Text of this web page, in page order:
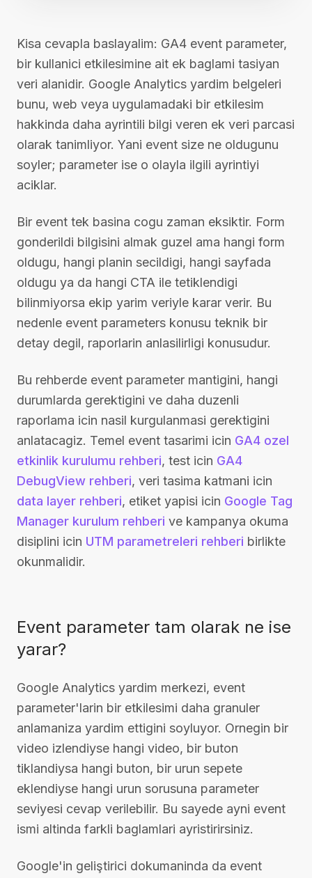
Kisa cevapla baslayalim: GA4 event parameter,
bir kullanici etkilesimine ait ek baglami tasiyan
veri alanidir. Google Analytics yardim belgeleri
bunu, web veya uygulamadaki bir etkilesim
hakkinda daha ayrintili bilgi veren ek veri parcasi
olarak tanimliyor. Yani event size ne oldugunu
soyler; parameter ise o olayla ilgili ayrintiyi
aciklar.
Bir event tek basina cogu zaman eksiktir. Form
gonderildi bilgisini almak guzel ama hangi form
oldugu, hangi planin secildigi, hangi sayfada
oldugu ya da hangi CTA ile tetiklendigi
bilinmiyorsa ekip yarim veriyle karar verir. Bu
nedenle event parameters konusu teknik bir
detay degil, raporlarin anlasilirligi konusudur.
Bu rehberde event parameter mantigini, hangi
durumlarda gerektigini ve daha duzenli
raporlama icin nasil kurgulanmasi gerektigini
anlatacagiz. Temel event tasarimi icin GA4 ozel
etkinlik kurulumu rehberi, test icin GA4
DebugView rehberi, veri tasima katmani icin
data layer rehberi, etiket yapisi icin Google Tag
Manager kurulum rehberi ve kampanya okuma
disiplini icin UTM parametreleri rehberi birlikte
okunmalidir.
Event parameter tam olarak ne ise
yarar?
Google Analytics yardim merkezi, event
parameter'larin bir etkilesimi daha granuler
anlamaniza yardim ettigini soyluyor. Ornegin bir
video izlendiyse hangi video, bir buton
tiklandiysa hangi buton, bir urun sepete
eklendiyse hangi urun sorusuna parameter
seviyesi cevap verilebilir. Bu sayede ayni event
ismi altinda farkli baglamlari ayristirirsiniz.
Google'in geliştirici dokumaninda da event